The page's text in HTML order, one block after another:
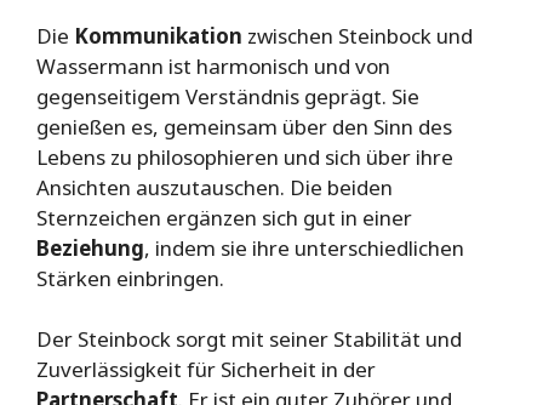
Die Kommunikation zwischen Steinbock und
Wassermann ist harmonisch und von
gegenseitigem Verständnis geprägt. Sie
genießen es, gemeinsam über den Sinn des
Lebens zu philosophieren und sich über ihre
Ansichten auszutauschen. Die beiden
Sternzeichen ergänzen sich gut in einer
Beziehung, indem sie ihre unterschiedlichen
Stärken einbringen.
Der Steinbock sorgt mit seiner Stabilität und
Zuverlässigkeit für Sicherheit in der